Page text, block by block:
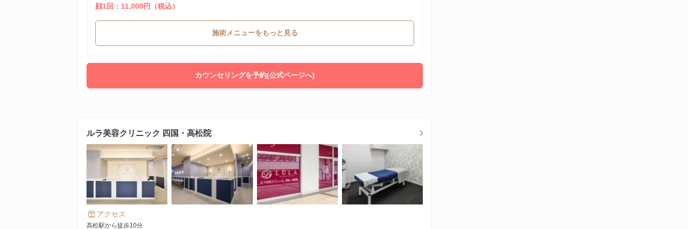
顔1回：11,000円（税込）
施術メニューをもっと見る
カウンセリングを予約(公式ページへ)
ルラ美容クリニック 四国・高松院
アクセス
高松駅から徒歩10分